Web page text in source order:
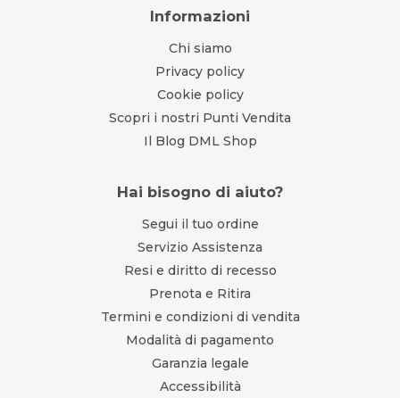
Informazioni
Chi siamo
Privacy policy
Cookie policy
Scopri i nostri Punti Vendita
Il Blog DML Shop
Hai bisogno di aiuto?
Segui il tuo ordine
Servizio Assistenza
Resi e diritto di recesso
Prenota e Ritira
Termini e condizioni di vendita
Modalità di pagamento
Garanzia legale
Accessibilità